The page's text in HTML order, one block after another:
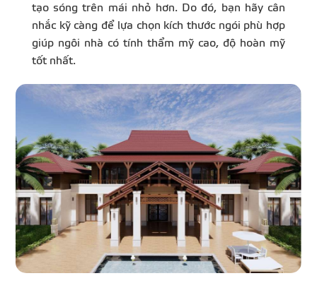
tạo sóng trên mái nhỏ hơn. Do đó, bạn hãy cân
nhắc kỹ càng để lựa chọn kích thước ngói phù hợp
giúp ngôi nhà có tính thẩm mỹ cao, độ hoàn mỹ
tốt nhất.